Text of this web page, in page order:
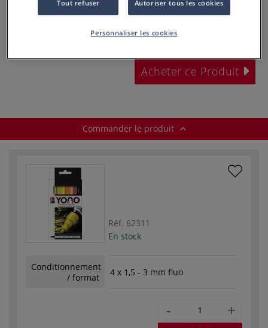
Acheter ce Produit
Commander le produit
Réf. 62311
En stock
Conditionnement
/ format
4 x 1,5 - 3 mm fluo
- +
Tout refuser Autoriser tous les cookies
Personnaliser les cookies